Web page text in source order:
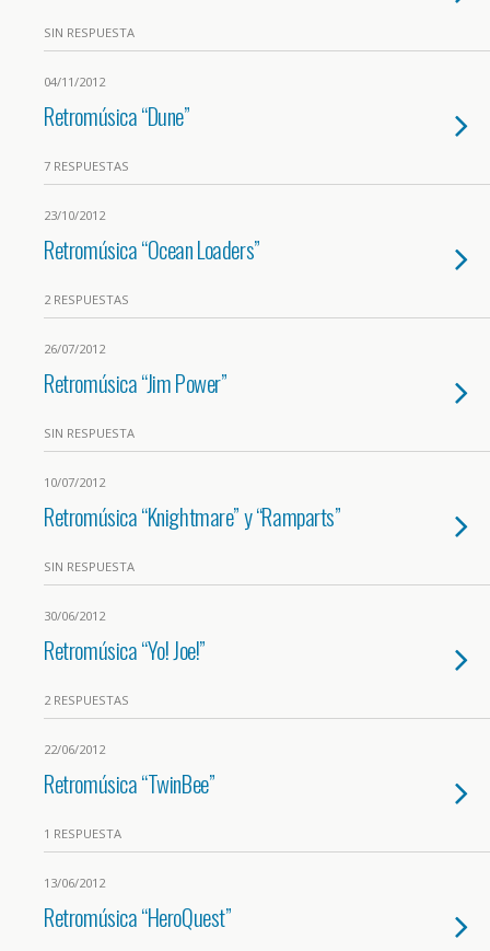
SIN RESPUESTA
04/11/2012
Retromúsica “Dune”
7 RESPUESTAS
23/10/2012
Retromúsica “Ocean Loaders”
2 RESPUESTAS
26/07/2012
Retromúsica “Jim Power”
SIN RESPUESTA
10/07/2012
Retromúsica “Knightmare” y “Ramparts”
SIN RESPUESTA
30/06/2012
Retromúsica “Yo! Joe!”
2 RESPUESTAS
22/06/2012
Retromúsica “TwinBee”
1 RESPUESTA
13/06/2012
Retromúsica “HeroQuest”